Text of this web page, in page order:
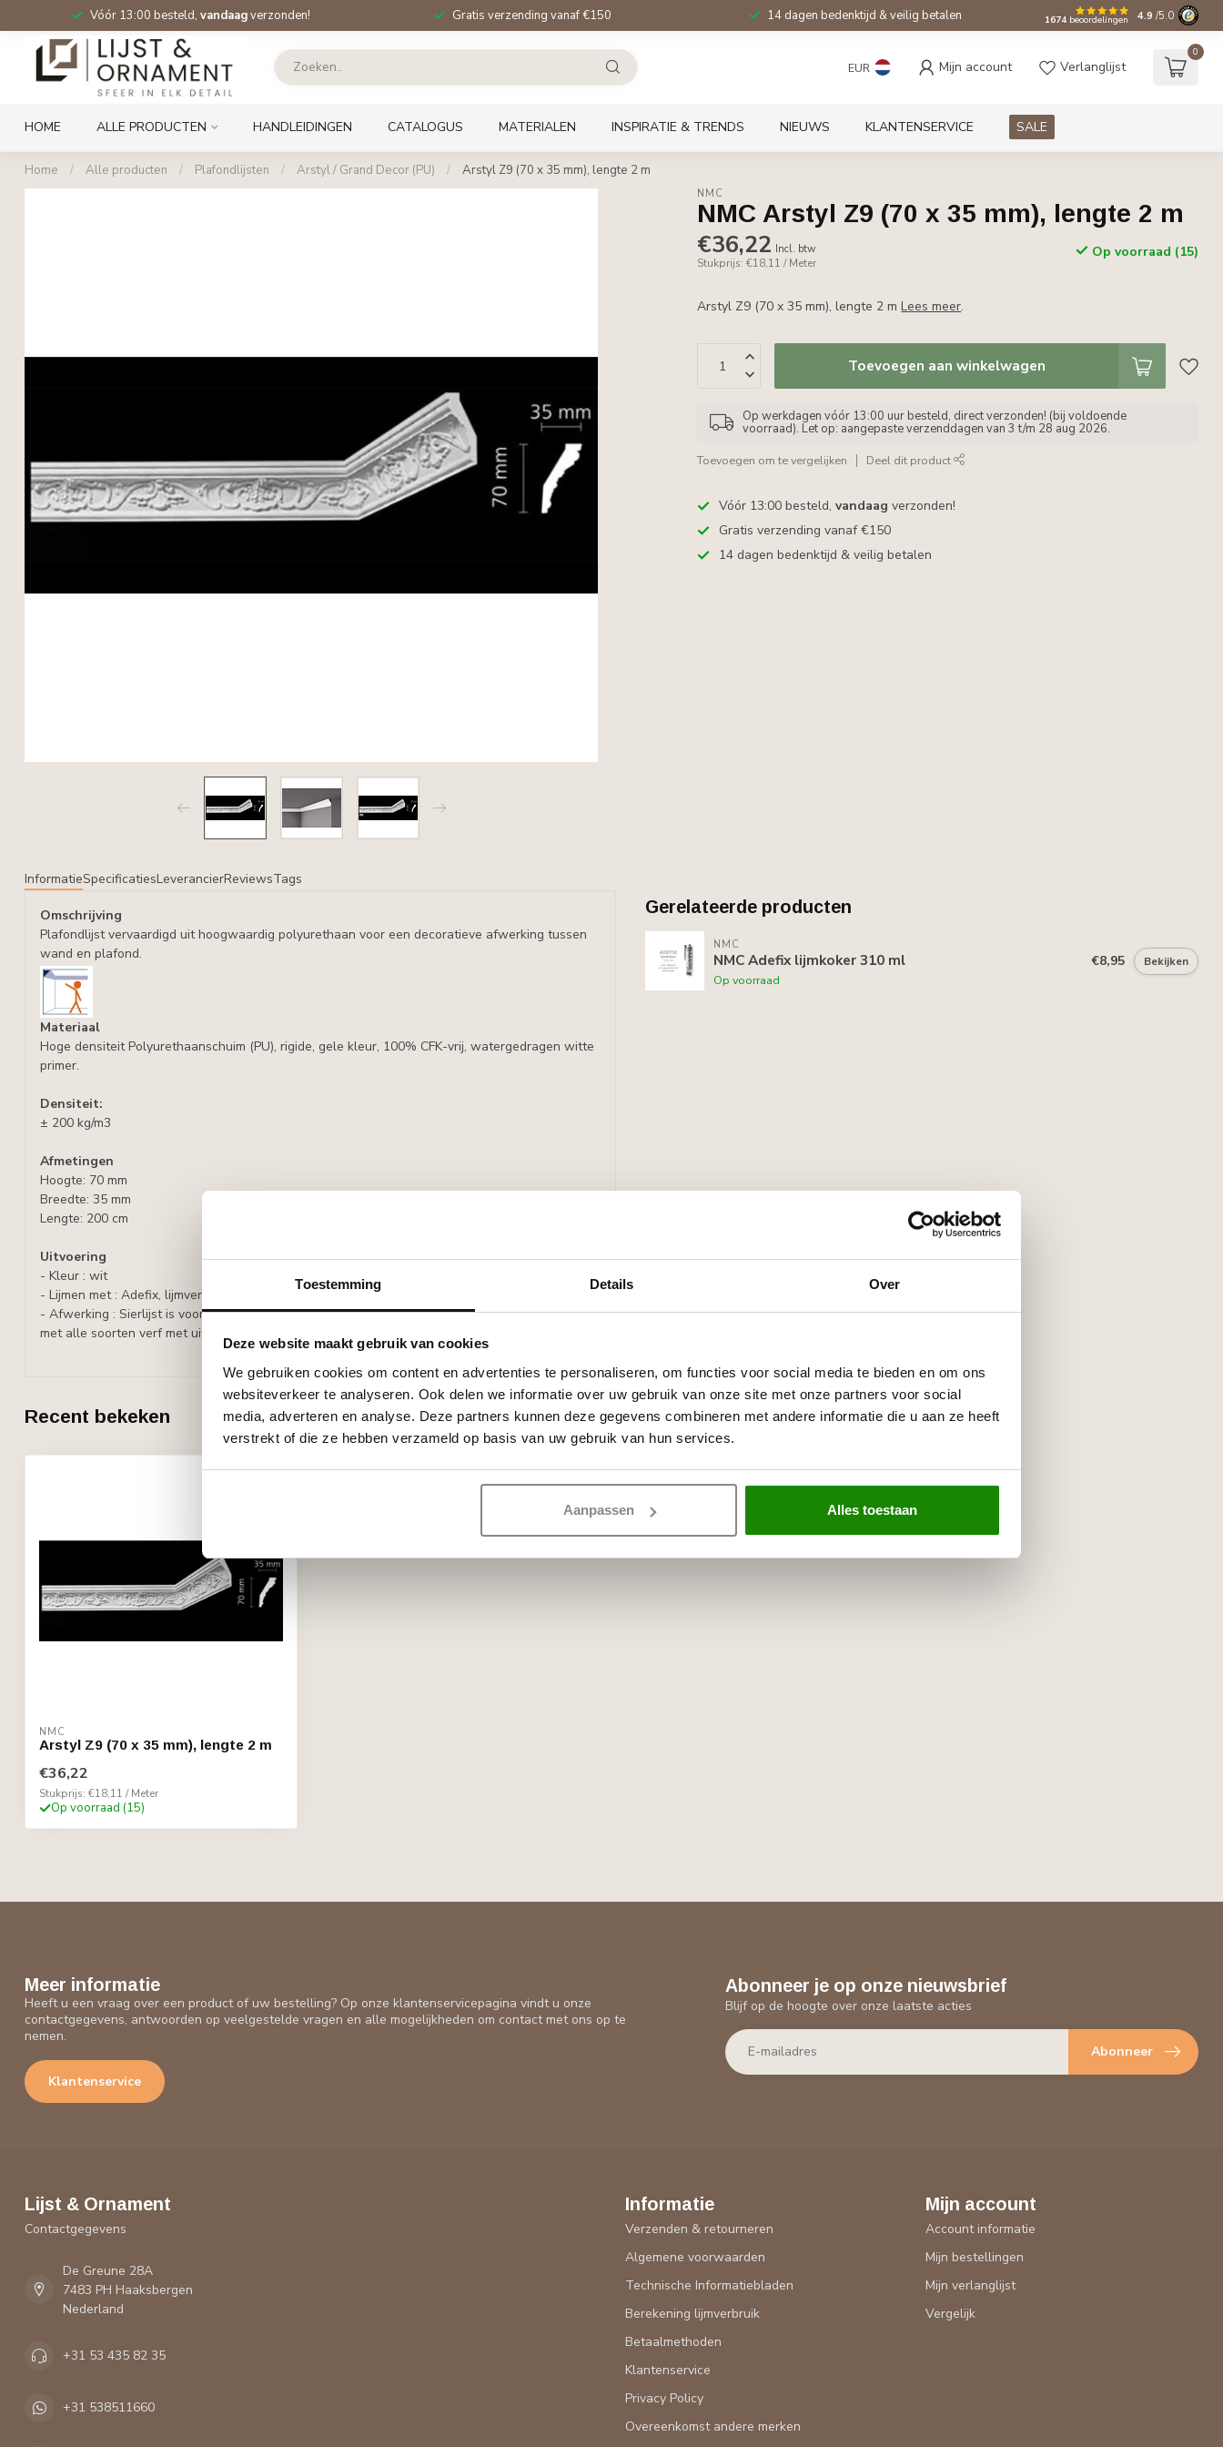
Toestemming Details Over
Deze website maakt gebruik van cookies
We gebruiken cookies om content en advertenties te personaliseren, om functies voor social media te bieden en om ons
websiteverkeer te analyseren. Ook delen we informatie over uw gebruik van onze site met onze partners voor social
media, adverteren en analyse. Deze partners kunnen deze gegevens combineren met andere informatie die u aan ze heeft
verstrekt of die ze hebben verzameld op basis van uw gebruik van hun services.
Aanpassen Alles toestaan
Vóór 13:00 besteld, vandaagverzonden! Gratis verzending vanaf €150 14 dagen bedenktijd & veilig betalen 1674beoordelingen 4.9 /5.0
EUR Mijn account Verlanglijst
0
HOME ALLE PRODUCTEN HANDLEIDINGEN CATALOGUS MATERIALEN INSPIRATIE & TRENDS NIEUWS KLANTENSERVICE SALE
Home / Alle producten / Plafondlijsten / Arstyl / Grand Decor (PU) / Arstyl Z9 (70 x 35 mm), lengte 2 m
NMC
NMC Arstyl Z9 (70 x 35 mm), lengte 2 m
€36,22 Incl. btw
Stukprijs: €18,11 / Meter
Op voorraad (15)
Arstyl Z9 (70 x 35 mm), lengte 2 mLees meer.
Toevoegen aan winkelwagen
Op werkdagen vóór 13:00 uur besteld, direct verzonden! (bij voldoende
voorraad). Let op: aangepaste verzenddagen van 3 t/m 28 aug 2026.
Toevoegen om te vergelijken Deel dit product
Vóór 13:00 besteld,vandaag verzonden!
Gratis verzending vanaf €150
14 dagen bedenktijd & veilig betalen
InformatieSpecificatiesLeverancierReviewsTags
Omschrijving
Plafondlijst vervaardigd uit hoogwaardig polyurethaan voor een decoratieve afwerking tussen
wand en plafond.
Materiaal
Hoge densiteit Polyurethaanschuim (PU), rigide, gele kleur, 100% CFK-vrij, watergedragen witte
primer.
Densiteit:
± 200 kg/m3
Afmetingen
Hoogte: 70 mm
Breedte: 35 mm
Lengte: 200 cm
Uitvoering
- Kleur : wit
- Lijmen met : Adefix, lijmverbruik: 50-60 ml/m.
- Afwerking : Sierlijst is voorbehandeld met een watergedragen witte primer, overschilderbaar
met alle soorten verf met uitzondering van silicaathoudende verven.
Gerelateerde producten
NMC
NMC Adefix lijmkoker 310 ml
Op voorraad
€8,95 Bekijken
Recent bekeken
NMC
Arstyl Z9 (70 x 35 mm), lengte 2 m
€36,22
Stukprijs: €18,11 / Meter
Op voorraad (15)
Meer informatie
Heeft u een vraag over een product of uw bestelling? Op onze klantenservicepagina vindt u onze
contactgegevens, antwoorden op veelgestelde vragen en alle mogelijkheden om contact met ons op te
nemen.
Klantenservice
Abonneer je op onze nieuwsbrief
Blijf op de hoogte over onze laatste acties
Abonneer
Lijst & Ornament
Contactgegevens
De Greune 28A
7483 PH Haaksbergen
Nederland
+31 53 435 82 35
+31 538511660
Informatie
Verzenden & retourneren
Algemene voorwaarden
Technische Informatiebladen
Berekening lijmverbruik
Betaalmethoden
Klantenservice
Privacy Policy
Overeenkomst andere merken
Mijn account
Account informatie
Mijn bestellingen
Mijn verlanglijst
Vergelijk